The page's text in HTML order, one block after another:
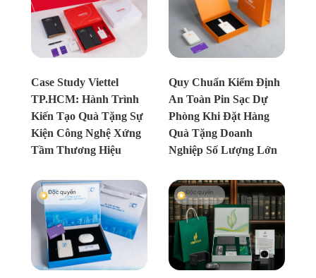
Case Study Viettel
TP.HCM: Hành Trình
Kiến Tạo Quà Tặng Sự
Kiện Công Nghệ Xứng
Tầm Thương Hiệu
Quy Chuẩn Kiểm Định
An Toàn Pin Sạc Dự
Phòng Khi Đặt Hàng
Quà Tặng Doanh
Nghiệp Số Lượng Lớn
Độc quyền Độc quyền